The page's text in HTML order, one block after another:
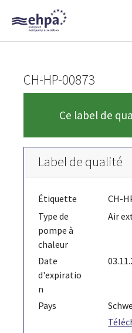
Skip to main navigation
Skip to main content
Skip to page footer
CH-HP-00873
Ce label de
Label de qualité
Étiquette CH-
Type de
pompe à
chaleur
Air
Date
d'expiratio
n
Pays